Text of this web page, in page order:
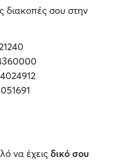
διακοπές σου στην
να έχεις δικό σου